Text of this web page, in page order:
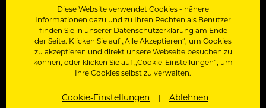
BELIEBT
International
Kreuzfahrtjobs
KÜCHEN JOBS
Koch Jobs
Chef de Cuisine
Diese Website verwendet Cookies - nähere
Informationen dazu und zu Ihren Rechten als Benutzer
finden Sie in unserer Datenschutzerklärung am Ende
der Seite. Klicken Sie auf „Alle Akzeptieren“, um Cookies
zu akzeptieren und direkt unsere Webseite besuchen zu
können, oder klicken Sie auf „Cookie-Einstellungen“, um
Ihre Cookies selbst zu verwalten.
Cookie-Einstellungen Ablehnen